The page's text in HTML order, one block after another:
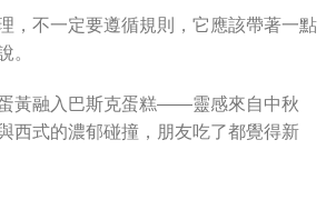
，不一定要遵循規則，它應該帶著一點
。
黃融入巴斯克蛋糕——靈感來自中秋
西式的濃郁碰撞，朋友吃了都覺得新